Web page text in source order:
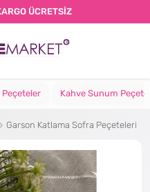
ÜCRETSİZ
Peçeteler Kahve Sunum
Garson Katlama Sofra Peçeteleri